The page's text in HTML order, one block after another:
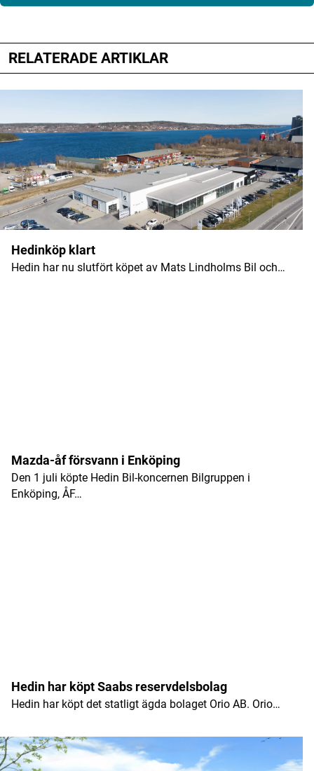
Din e-postadress kommer inte publiceras.
Obligatoriska fält är märkta*
Kommentar
Namn*
RELATERADE ARTIKLAR
Hedinköp klart
Hedin har nu slutfört köpet av Mats Lindholms Bil och…
Mazda-åf försvann i Enköping
Den 1 juli köpte Hedin Bil-koncernen Bilgruppen i
Enköping, ÅF…
Hedin har köpt Saabs reservdelsbolag
Hedin har köpt det statligt ägda bolaget Orio AB. Orio…